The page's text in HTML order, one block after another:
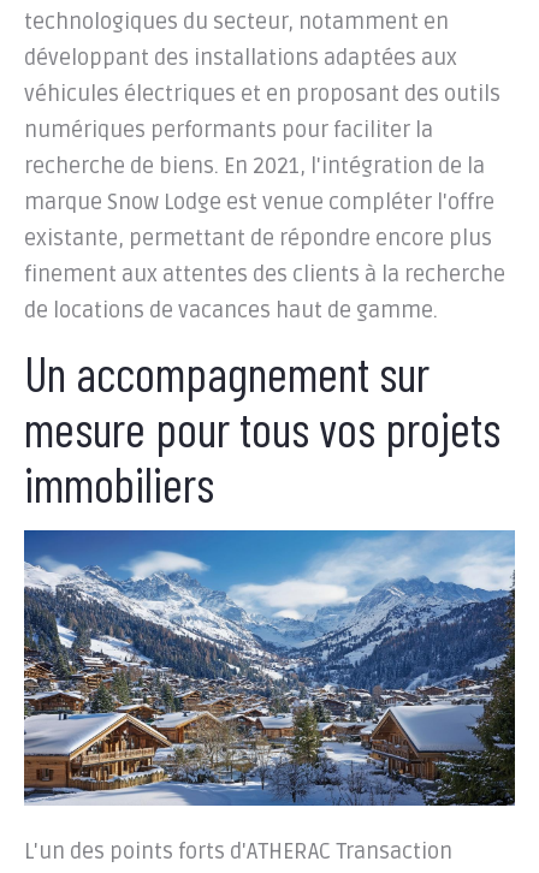
technologiques du secteur, notamment en
développant des installations adaptées aux
véhicules électriques et en proposant des outils
numériques performants pour faciliter la
recherche de biens. En 2021, l'intégration de la
marque Snow Lodge est venue compléter l'offre
existante, permettant de répondre encore plus
finement aux attentes des clients à la recherche
de locations de vacances haut de gamme.
Un accompagnement sur
mesure pour tous vos projets
immobiliers
L'un des points forts d'ATHERAC Transaction